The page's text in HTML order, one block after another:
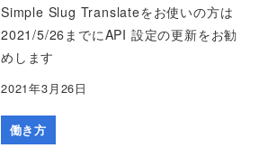
Simple Slug Translateをお使いの方は
2021/5/26までにAPI 設定の更新をお勧
めします
2021年3月26日
働き方